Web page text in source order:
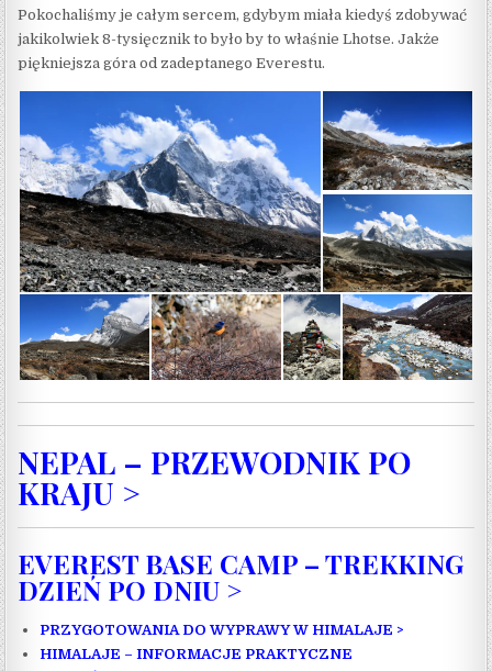
Pokochaliśmy je całym sercem, gdybym miała kiedyś zdobywać
jakikolwiek 8-tysięcznik to było by to właśnie Lhotse. Jakże
piękniejsza góra od zadeptanego Everestu.
NEPAL – PRZEWODNIK PO
KRAJU >
EVEREST BASE CAMP – TREKKING
DZIEŃ PO DNIU >
PRZYGOTOWANIA DO WYPRAWY W HIMALAJE >
HIMALAJE – INFORMACJE PRAKTYCZNE